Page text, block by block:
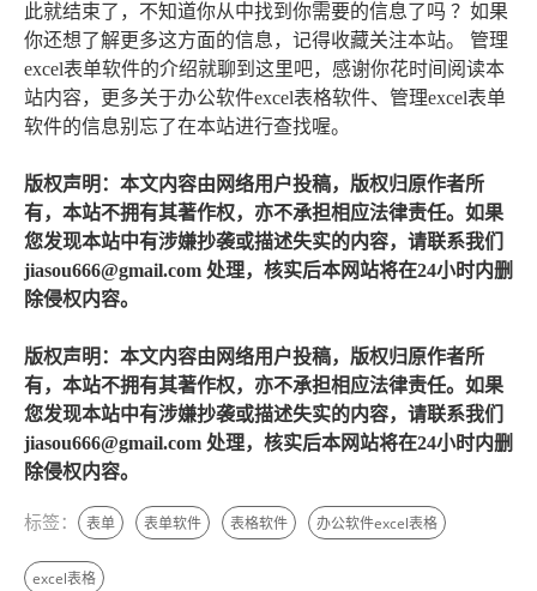
此就结束了，不知道你从中找到你需要的信息了吗 ？如果
你还想了解更多这方面的信息，记得收藏关注本站。 管理
excel表单软件的介绍就聊到这里吧，感谢你花时间阅读本
站内容，更多关于办公软件excel表格软件、管理excel表单
软件的信息别忘了在本站进行查找喔。
版权声明：本文内容由网络用户投稿，版权归原作者所
有，本站不拥有其著作权，亦不承担相应法律责任。如果
您发现本站中有涉嫌抄袭或描述失实的内容，请联系我们
jiasou666@gmail.com 处理，核实后本网站将在24小时内删
除侵权内容。
版权声明：本文内容由网络用户投稿，版权归原作者所
有，本站不拥有其著作权，亦不承担相应法律责任。如果
您发现本站中有涉嫌抄袭或描述失实的内容，请联系我们
jiasou666@gmail.com 处理，核实后本网站将在24小时内删
除侵权内容。
标签： 表单 表单软件 表格软件 办公软件excel表格
excel表格